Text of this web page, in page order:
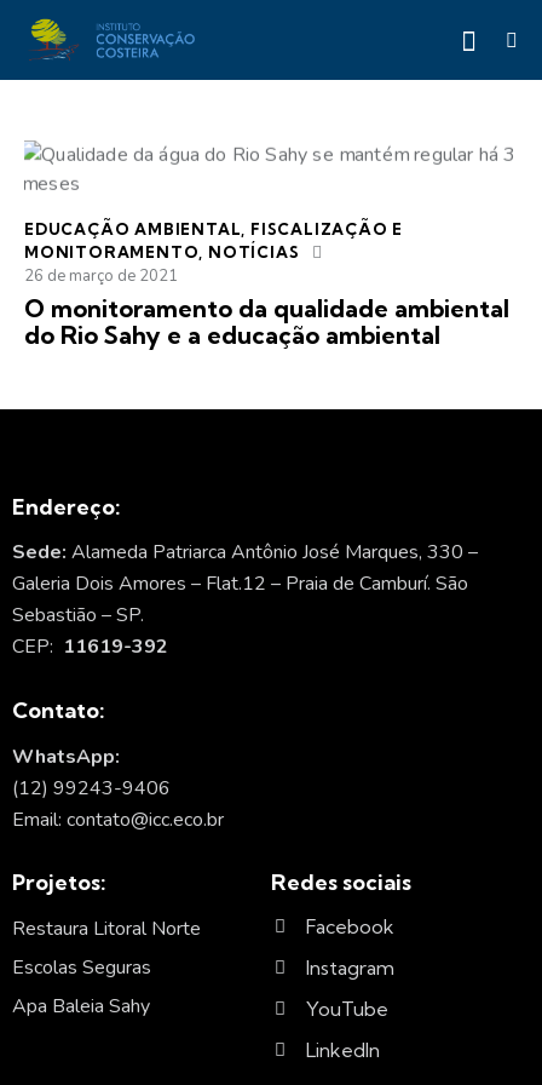
EDUCAÇÃO AMBIENTAL
FISCALIZAÇÃO E
MONITORAMENTO
NOTÍCIAS
26 de março de 2021
O monitoramento da qualidade ambiental
do Rio Sahy e a educação ambiental
Endereço:
Sede: Alameda Patriarca Antônio José Marques, 330 –
Galeria Dois Amores – Flat.12 – Praia de Camburí. São
Sebastião – SP.
CEP: 11619-392
Contato:
WhatsApp:
(12) 99243-9406
Email: contato@icc.eco.br
Projetos:
Restaura Litoral Norte
Escolas Seguras
Apa Baleia Sahy
Redes sociais
Facebook
Instagram
YouTube
LinkedIn